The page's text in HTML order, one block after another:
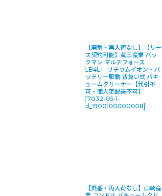
【廃番・再入荷なし】【リー
ス契約可能】蔵王産業 バッ
クマン マルチフォース
LB4Li - リチウムイオン・バ
ッテリー駆動 背負い式 バキ
ュームクリーナー【代引不
可・個人宅配送不可】
[7032-05-1-
d_1900100000008]
【廃番・再入荷なし】山崎産